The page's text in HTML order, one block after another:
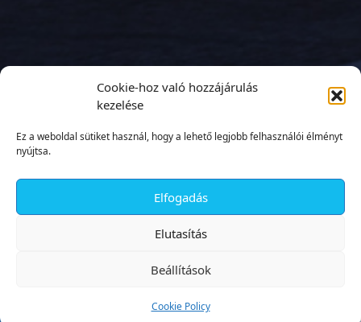
Cookie-hoz való hozzájárulás
kezelése
Ez a weboldal sütiket használ, hogy a lehető legjobb felhasználói élményt
nyújtsa.
Elfogadás
Elutasítás
Beállítások
Cookie Policy
✕